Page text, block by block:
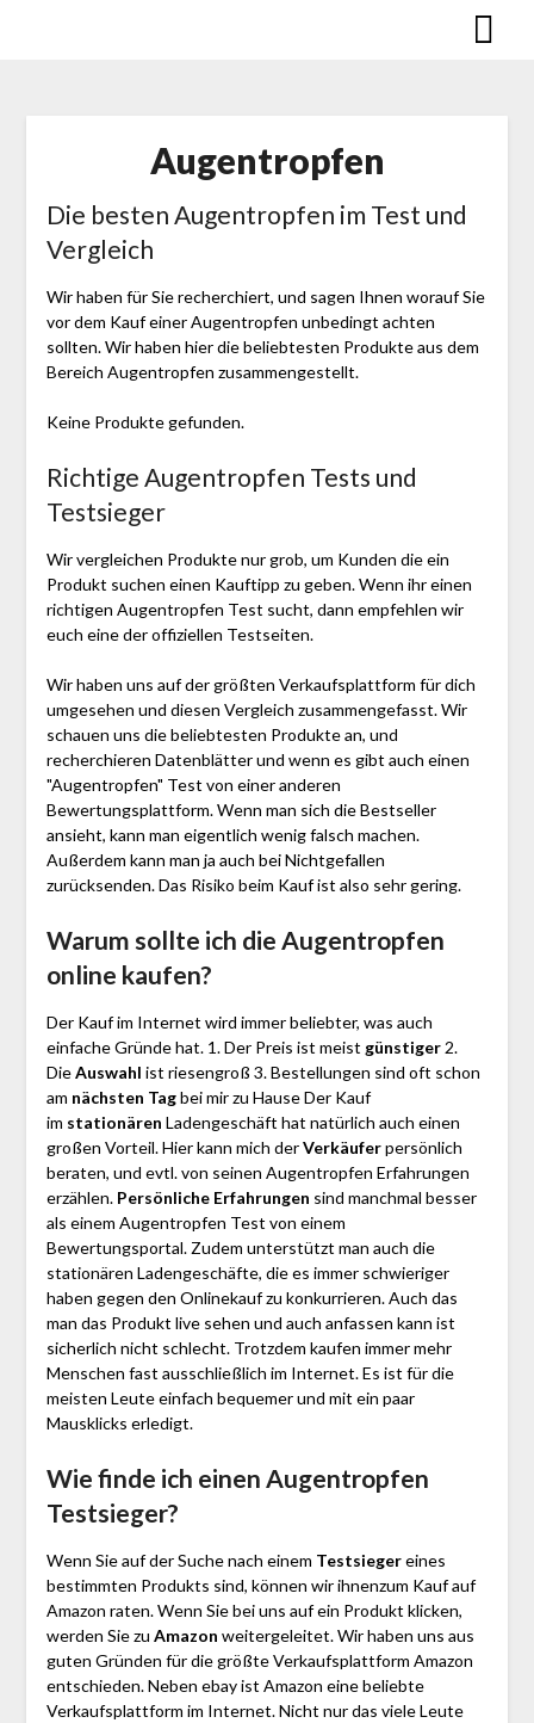
Augentropfen
Die besten Augentropfen im Test und
Vergleich
Wir haben für Sie recherchiert, und sagen Ihnen worauf Sie
vor dem Kauf einer Augentropfen unbedingt achten
sollten. Wir haben hier die beliebtesten Produkte aus dem
Bereich Augentropfen zusammengestellt.
Keine Produkte gefunden.
Richtige Augentropfen Tests und
Testsieger
Wir vergleichen Produkte nur grob, um Kunden die ein
Produkt suchen einen Kauftipp zu geben. Wenn ihr einen
richtigen Augentropfen Test sucht, dann empfehlen wir
euch eine der offiziellen Testseiten.
Wir haben uns auf der größten Verkaufsplattform für dich
umgesehen und diesen Vergleich zusammengefasst. Wir
schauen uns die beliebtesten Produkte an, und
recherchieren Datenblätter und wenn es gibt auch einen
"Augentropfen" Test von einer anderen
Bewertungsplattform. Wenn man sich die Bestseller
ansieht, kann man eigentlich wenig falsch machen.
Außerdem kann man ja auch bei Nichtgefallen
zurücksenden. Das Risiko beim Kauf ist also sehr gering.
Warum sollte ich die Augentropfen
online kaufen?
Der Kauf im Internet wird immer beliebter, was auch
einfache Gründe hat. 1. Der Preis ist meist günstiger2.
DieAuswahl ist riesengroß 3. Bestellungen sind oft schon
am nächsten Tagbei mir zu Hause Der Kauf
im stationären Ladengeschäft hat natürlich auch einen
großen Vorteil. Hier kann mich derVerkäuferpersönlich
beraten, und evtl. von seinen Augentropfen Erfahrungen
erzählen. Persönliche Erfahrungen sind manchmal besser
als einem Augentropfen Test von einem
Bewertungsportal. Zudem unterstützt man auch die
stationären Ladengeschäfte, die es immer schwieriger
haben gegen den Onlinekauf zu konkurrieren. Auch das
man das Produkt live sehen und auch anfassen kann ist
sicherlich nicht schlecht. Trotzdem kaufen immer mehr
Menschen fast ausschließlich im Internet. Es ist für die
meisten Leute einfach bequemer und mit ein paar
Mausklicks erledigt.
Wie finde ich einen Augentropfen
Testsieger?
Wenn Sie auf der Suche nach einem Testsiegereines
bestimmten Produkts sind, können wir ihnenzum Kauf auf
Amazon raten. Wenn Sie bei uns auf ein Produkt klicken,
werden Sie zu Amazon weitergeleitet. Wir haben uns aus
guten Gründen für die größte Verkaufsplattform Amazon
entschieden. Neben ebay ist Amazon eine beliebte
Verkaufsplattform im Internet. Nicht nur das viele Leute